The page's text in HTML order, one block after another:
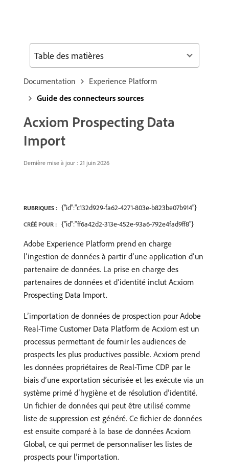
Documentation
Experience Platform
Guide des connecteurs sources
Acxiom Prospecting Data
Import
Dernière mise à jour : 21 juin 2026
RUBRIQUES : {"id":"c132d929-fa62-4271-803e-b823be07b914"}
CRÉÉ POUR : {"id":"ff6a42d2-313e-452e-93a6-792e4fad9ff8"}
Adobe Experience Platform prend en charge
l’ingestion de données à partir d’une application d’un
partenaire de données. La prise en charge des
partenaires de données et d’identité inclut Acxiom
Prospecting Data Import.
L’importation de données de prospection pour Adobe
Real-Time Customer Data Platform de Acxiom est un
processus permettant de fournir les audiences de
prospects les plus productives possible. Acxiom prend
les données propriétaires de Real-Time CDP par le
biais d’une exportation sécurisée et les exécute via un
système primé d’hygiène et de résolution d’identité.
Un fichier de données qui peut être utilisé comme
liste de suppression est généré. Ce fichier de données
est ensuite comparé à la base de données Acxiom
Global, ce qui permet de personnaliser les listes de
prospects pour l’importation.
Table des matières